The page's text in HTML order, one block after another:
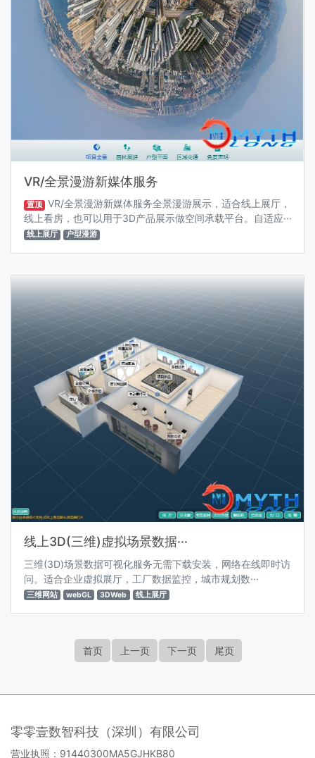
VR/全景漫游新媒体服务
置顶 VR/全景漫游新媒体服务全景漫游展示，适合线上展厅，
线上看房，也可以用于3D产品展示做空间承载平台。自适应···
线上展厅 户型漫游
线上3D(三维)虚拟场景数据···
三维(3D)场景数据可视化服务无需下载安装，网络在线即时访
问。适合企业虚拟展厅，工厂数据监控，城市规划数···
三维网站 webGL 3DWeb 线上展厅
首页 上一页 下一页 尾页
零零壹数智科技（深圳）有限公司
营业执照：91440300MA5GJHKB80